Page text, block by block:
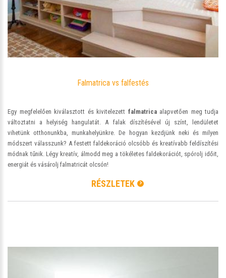
Falmatrica vs falfestés
Egy megfelelően kiválasztott és kivitelezett falmatricaalapvetően meg tudja
változtatni a helyiség hangulatát. A falak díszítésével új színt, lendületet
vihetünk otthonunkba, munkahelyünkre. De hogyan kezdjünk neki és milyen
módszert válasszunk? A festett faldekoráció olcsóbb és kreatívabb feldíszítési
módnak tűnik. Légy kreatív, álmodd meg a tökéletes faldekorációt, spórolj időit,
energiát és vásárolj falmatricát olcsón!
RÉSZLETEK